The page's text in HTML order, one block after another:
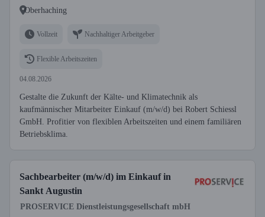
Oberhaching
Vollzeit Nachhaltiger Arbeitgeber
Flexible Arbeitszeiten
04.08.2026
Gestalte die Zukunft der Kälte- und Klimatechnik als
kaufmännischer Mitarbeiter Einkauf (m/w/d) bei Robert Schiessl
GmbH. Profitier von flexiblen Arbeitszeiten und einem familiären
Betriebsklima.
Sachbearbeiter (m/w/d) im Einkauf in
Sankt Augustin
PROSERVICE Dienstleistungsgesellschaft mbH